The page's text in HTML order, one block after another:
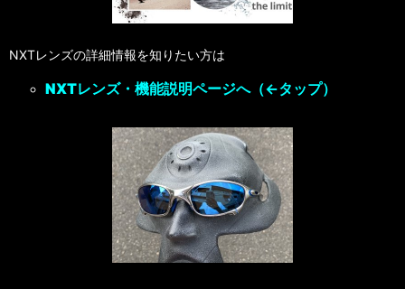
NXTレンズの詳細情報を知りたい方は
NXTレンズ・機能説明ページへ（←タップ）